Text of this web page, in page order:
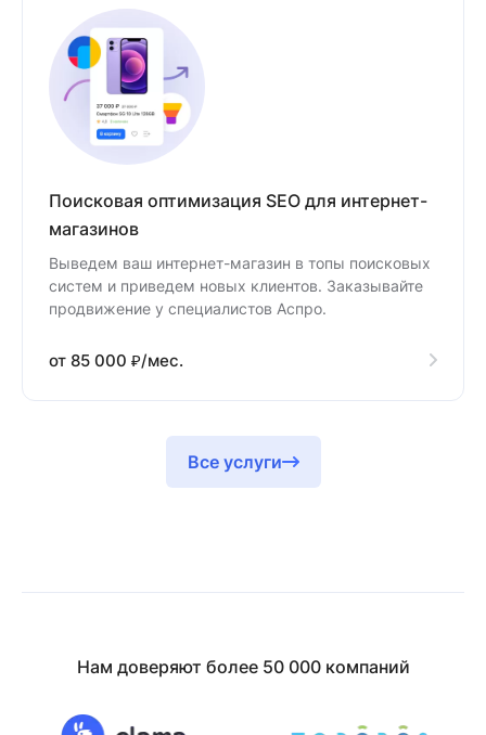
Поисковая оптимизация SEO для интернет-
магазинов
Выведем ваш интернет-магазин в топы поисковых
систем и приведем новых клиентов. Заказывайте
продвижение у специалистов Аспро.
от 85 000 ₽/мес.
Все услуги
Нам доверяют более 50 000 компаний